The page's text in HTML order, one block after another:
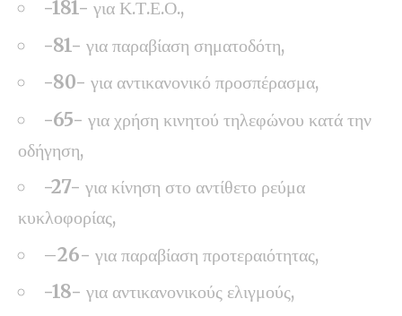
-181- για Κ.Τ.Ε.Ο.,
-81- για παραβίαση σηματοδότη,
-80- για αντικανονικό προσπέρασμα,
-65- για χρήση κινητού τηλεφώνου κατά την
οδήγηση,
-27- για κίνηση στο αντίθετο ρεύμα
κυκλοφορίας,
–26- για παραβίαση προτεραιότητας,
-18- για αντικανονικούς ελιγμούς,